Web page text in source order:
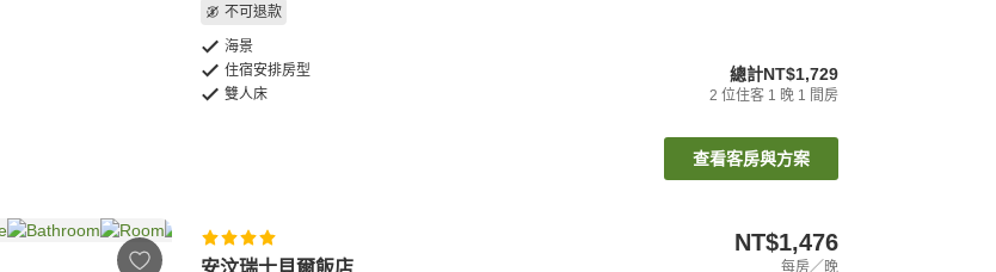
不可退款
海景
住宿安排房型
雙人床
總計NT$1,729
2 位住客 1 晚 1 間房
查看客房與方案
安汶瑞士貝爾飯店
NT$1,476
每房／晚